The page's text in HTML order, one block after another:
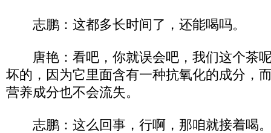
志鹏：这都多长时间了，还能喝吗。
唐艳：看吧，你就误会吧，我们这个茶
坏的，因为它里面含有一种抗氧化的成分，
营养成分也不会流失。
志鹏：这么回事，行啊，那咱就接着喝